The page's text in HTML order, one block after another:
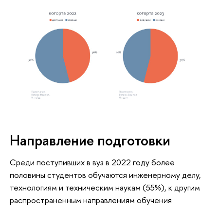
Направление подготовки
Среди поступивших в вуз в 2022 году более
половины студентов обучаются инженерному делу,
технологиям и техническим наукам (55%), к другим
распространенным направлениям обучения